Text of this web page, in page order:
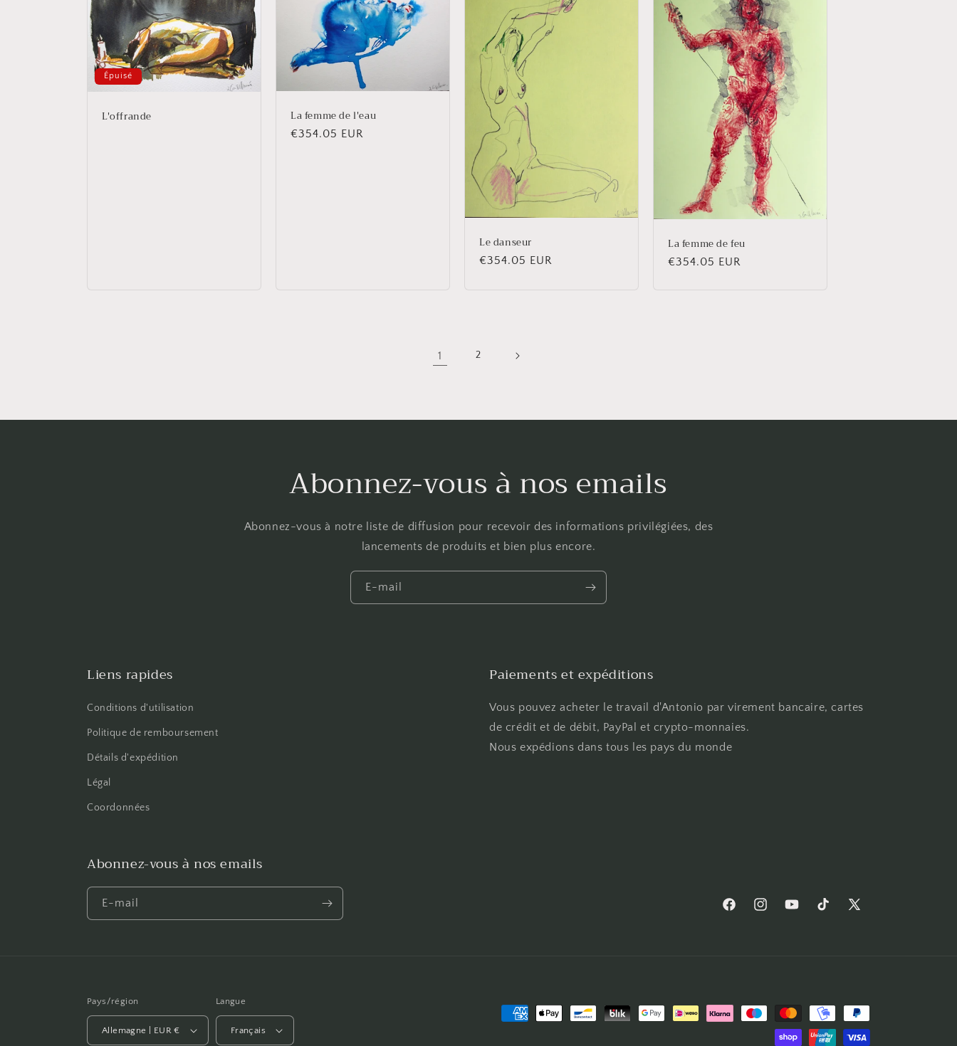
Épuisé
L'offrande La femme de l'eau
Prix
€354.05 EUR
Le danseur
Prix
€354.05 EUR
La femme de feu
Prix
€354.05 EUR
1 2
Abonnez-vous à nos emails
Abonnez-vous à notre liste de diffusion pour recevoir des informations privilégiées, des
lancements de produits et bien plus encore.
E-mail
Liens rapides
Conditions d'utilisation
Politique de remboursement
Détails d'expédition
Légal
Coordonnées
Paiements et expéditions
Vous pouvez acheter le travail d'Antonio par virement bancaire, cartes
de crédit et de débit, PayPal et crypto-monnaies.
Nous expédions dans tous les pays du monde
Abonnez-vous à nos emails
E-mail
FacebookInstagramYouTubeTikTok
X
Pays/région
Allemagne | EUR €
Langue
Français
Moyens